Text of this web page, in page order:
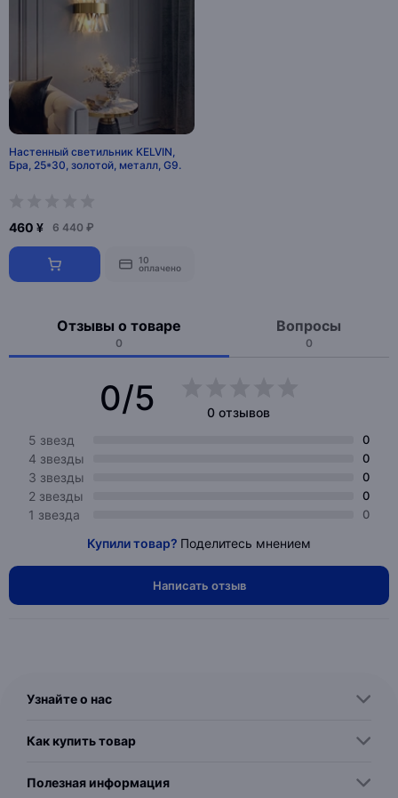
Настенный светильник KELVIN,
Бра, 25*30, золотой, металл, G9.
460 ¥ 6 440 ₽
10
оплачено
Отзывы о товаре
0
Вопросы
0
0/5
0 отзывов
5 звезд
0
4 звезды 0
3 звезды 0
2 звезды 0
1 звезда 0
Купили товар? Поделитесь мнением
Написать отзыв
Узнайте о нас
Как купить товар
Полезная информация